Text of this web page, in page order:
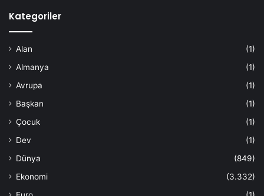
Kategoriler
Alan
(1)
Almanya
(1)
Avrupa
(1)
Başkan
(1)
Çocuk
(1)
Dev
(1)
Dünya
(849)
Ekonomi
(3.332)